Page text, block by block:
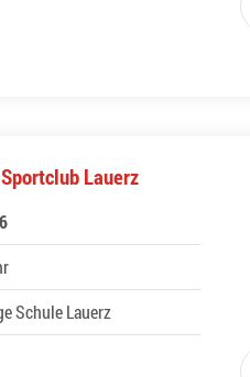
Lauerz
Schule Lauerz